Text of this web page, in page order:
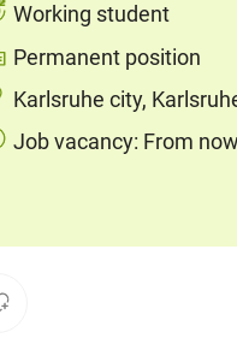
Working student
Permanent position
Karlsruhe city,
Job vacancy: From